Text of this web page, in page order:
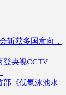
斩获多国意向，
登央视CCTV-
部《低氯泳池水